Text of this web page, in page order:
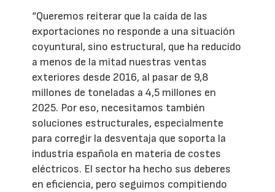
“Queremos reiterar que la caída de las
exportaciones no responde a una situación
coyuntural, sino estructural, que ha reducido
a menos de la mitad nuestras ventas
exteriores desde 2016, al pasar de 9,8
millones de toneladas a 4,5 millones en
2025. Por eso, necesitamos también
soluciones estructurales, especialmente
para corregir la desventaja que soporta la
industria española en materia de costes
eléctricos. El sector ha hecho sus deberes
en eficiencia, pero seguimos compitiendo